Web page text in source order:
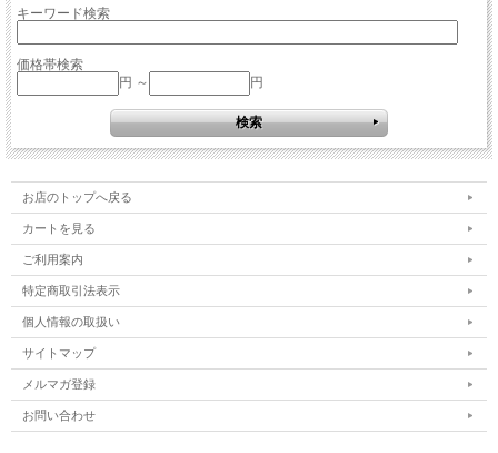
キーワード検索
価格帯検索
円 ～
円
お店のトップへ戻る
カートを見る
ご利用案内
特定商取引法表示
個人情報の取扱い
サイトマップ
メルマガ登録
お問い合わせ